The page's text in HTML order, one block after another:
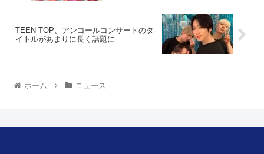
TEEN TOP、アンコールコンサートのタ
イトルがあまりに長く話題に
ホーム ニュース